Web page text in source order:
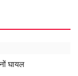
घायल